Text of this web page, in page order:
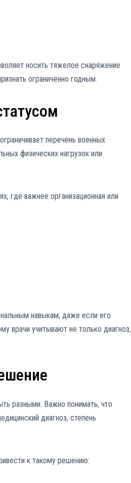
носить тяжелое снаряжение
ограниченно годным.
перечень военных
физических нагрузок или
где важнее организационная или
навыкам, даже если его
врачи учитывают не только диагноз,
разными. Важно понимать, что
диагноз, степень
к такому решению: